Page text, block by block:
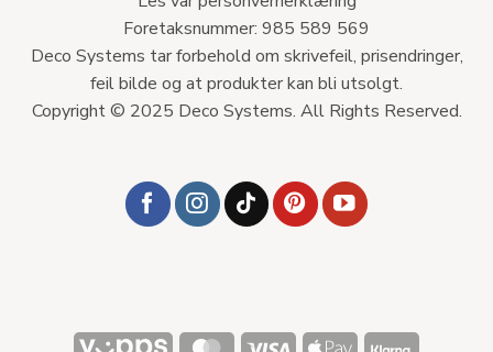
Foretaksnummer: 985 589 569
Deco Systems tar forbehold om skrivefeil, prisendringer,
feil bilde og at produkter kan bli utsolgt.
Copyright © 2025 Deco Systems. All Rights Reserved.
Vipps MasterCard
Visa Apple